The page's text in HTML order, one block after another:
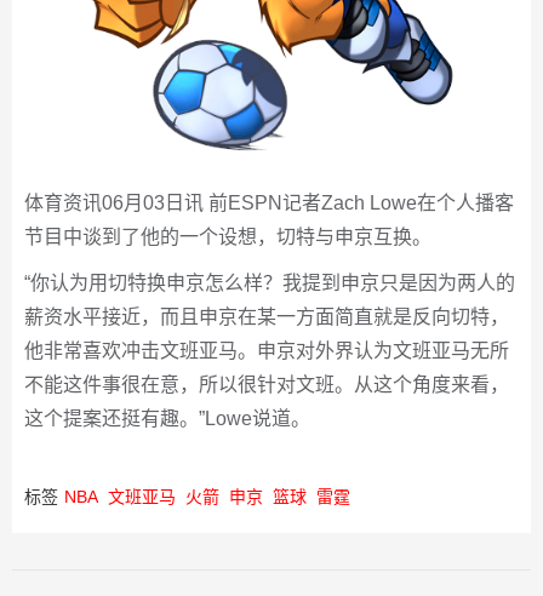
体育资讯06月03日讯 前ESPN记者Zach Lowe在个人播客
节目中谈到了他的一个设想，切特与申京互换。
“你认为用切特换申京怎么样？我提到申京只是因为两人的
薪资水平接近，而且申京在某一方面简直就是反向切特，
他非常喜欢冲击文班亚马。申京对外界认为文班亚马无所
不能这件事很在意，所以很针对文班。从这个角度来看，
这个提案还挺有趣。”Lowe说道。
标签 NBA 文班亚马 火箭 申京 篮球 雷霆